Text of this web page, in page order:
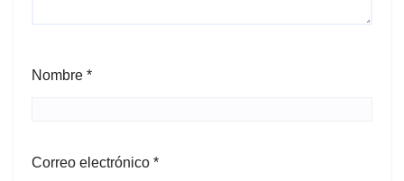
Nombre *
Correo electrónico *